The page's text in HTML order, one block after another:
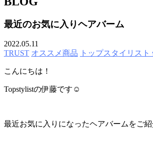
最近のお気に入りヘアバーム
2022.05.11
TRUST オススメ商品 トップスタイリスト
こんにちは！
Topstylistの伊藤です☺️
最近お気に入りになったヘアバームをご紹